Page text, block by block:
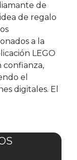
de
de regalo
a la
LEGO
confianza,
el
digitales. El